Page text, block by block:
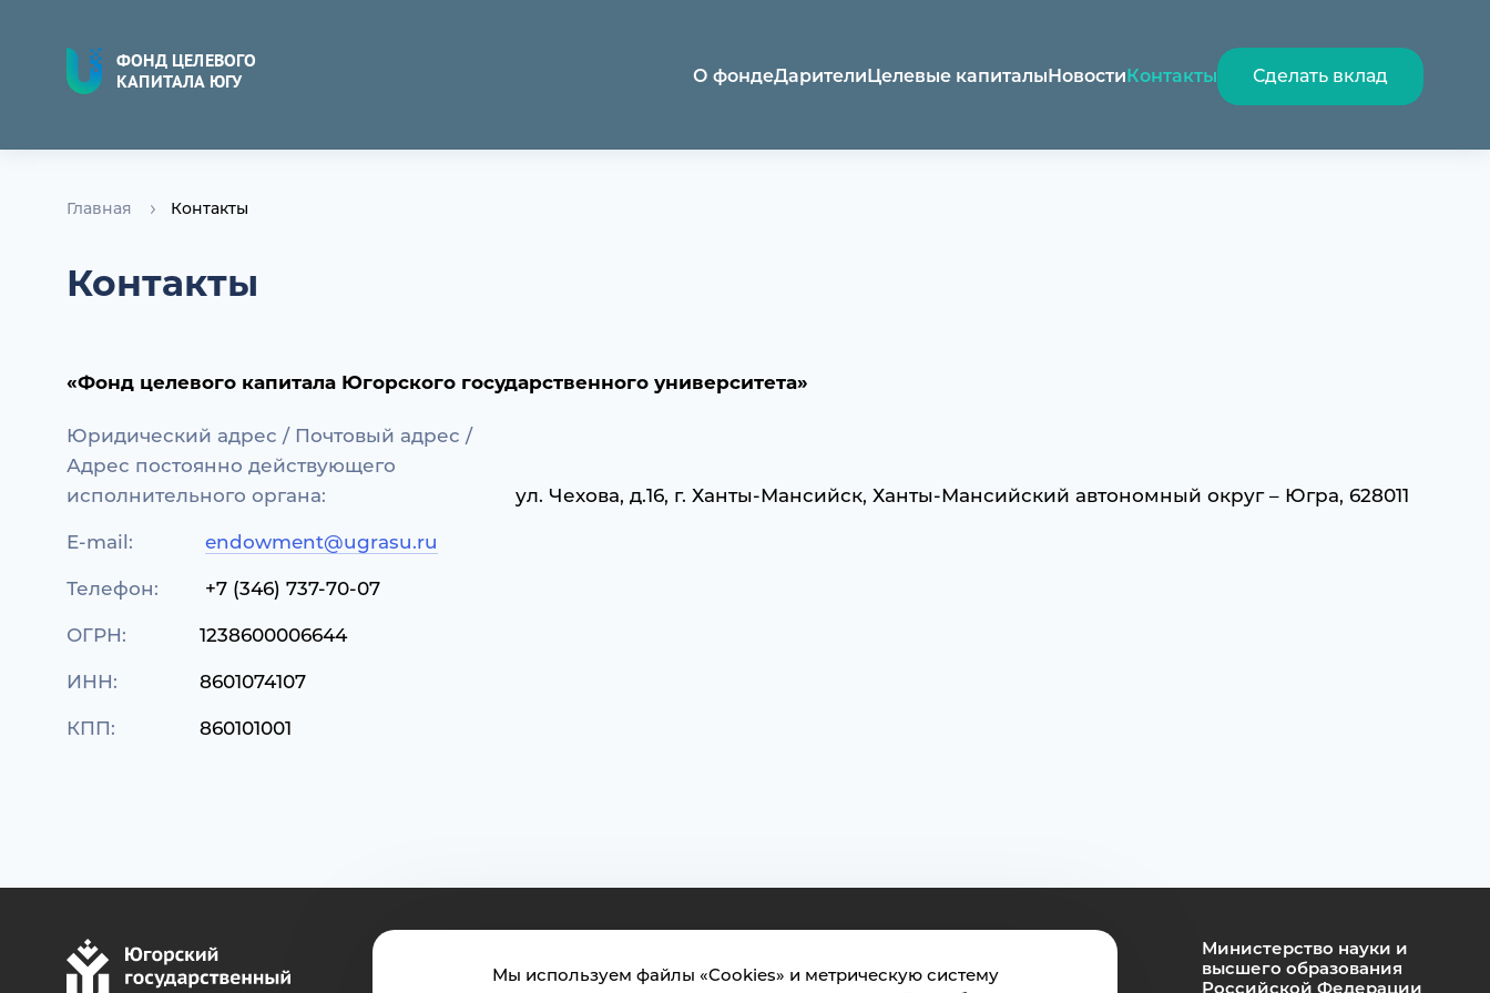
Мы используем файлы «Cookies» и метрическую систему
ФОНД ЦЕЛЕВОГО
КАПИТАЛА ЮГУ
О фондеДарителиЦелевые капиталыНовостиКонтакты Сделать вклад
Главная Контакты
Контакты
«Фонд целевого капитала Югорского государственного университета»
Юридический адрес / Почтовый адрес /
Адрес постоянно действующего
исполнительного органа:
ул. Чехова, д.16, г. Ханты-Мансийск, Ханты-Мансийский автономный округ – Югра, 628011
E-mail: endowment@ugrasu.ru
Телефон: +7 (346) 737-70-07
ОГРН: 1238600006644
ИНН: 8601074107
КПП: 860101001
Канцелярия: тел.: +7 (3467) 377-000
Министерство науки и
высшего образования
Российской Федерации